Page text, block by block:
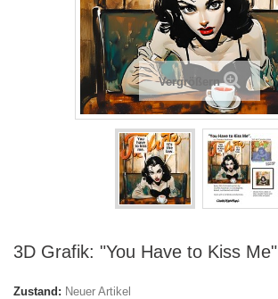
Vergrößern
3D Grafik: "You Have to Kiss Me"
Zustand: Neuer Artikel